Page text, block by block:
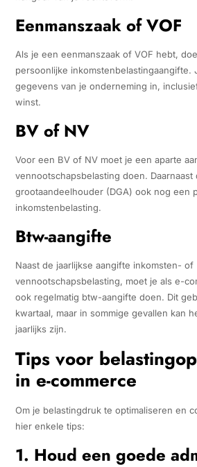
Eenmanszaak of VOF
Als je een eenmanszaak of VOF hebt,
persoonlijke inkomstenbelastingaangifte.
gegevens van je onderneming in,
winst.
BV of NV
Voor een BV of NV moet je een aparte
vennootschapsbelasting doen.
grootaandeelhouder (DGA) ook nog een
inkomstenbelasting.
Btw-aangifte
Naast de jaarlijkse aangifte inkomsten- of
vennootschapsbelasting, moet je als e-
ook regelmatig btw-aangifte doen. Dit
kwartaal, maar in sommige gevallen kan
jaarlijks zijn.
Tips voor
in e-commerce
Om je belastingdruk te optimaliseren en
hier enkele tips:
1. Houd een goede